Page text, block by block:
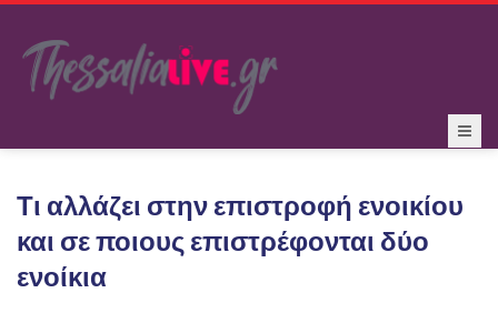
Τι αλλάζει στην επιστροφή ενοικίου
και σε ποιους επιστρέφονται δύο
ενοίκια